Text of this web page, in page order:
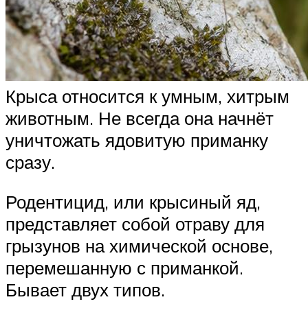
Крыса относится к умным, хитрым
животным. Не всегда она начнёт
уничтожать ядовитую приманку
сразу.
Родентицид, или крысиный яд,
представляет собой отраву для
грызунов на химической основе,
перемешанную с приманкой.
Бывает двух типов.